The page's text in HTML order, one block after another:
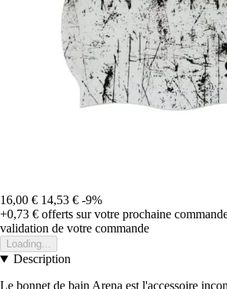
16,00 € 14,53 € -9%
+0,73 € offerts sur votre prochaine
validation de votre commande
Loading...
Description
Le bonnet de bain Arena est l'accessoire